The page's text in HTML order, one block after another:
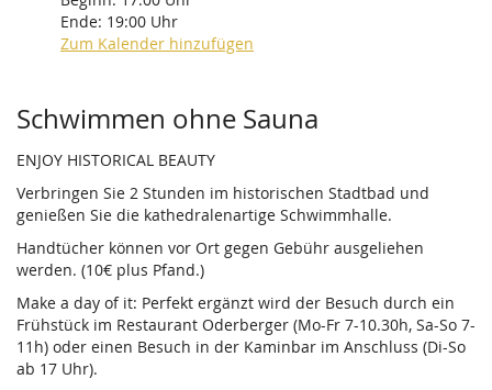
Ende: 19:00 Uhr
Zum Kalender hinzufügen
Produkte
Schwimmen ohne Sauna
ENJOY HISTORICAL BEAUTY
Verbringen Sie 2 Stunden im historischen Stadtbad und
genießen Sie die kathedralenartige Schwimmhalle.
Handtücher können vor Ort gegen Gebühr ausgeliehen
werden. (10€ plus Pfand.)
Make a day of it: Perfekt ergänzt wird der Besuch durch ein
Frühstück im Restaurant Oderberger (Mo-Fr 7-10.30h, Sa-So 7-
11h) oder einen Besuch in der Kaminbar im Anschluss (Di-So
ab 17 Uhr).